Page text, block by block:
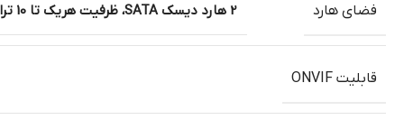
فضای هارد 2 هارد دیسک SATA، ظرفیت هریک تا 10 ترابایت
قابلیت ONVIF